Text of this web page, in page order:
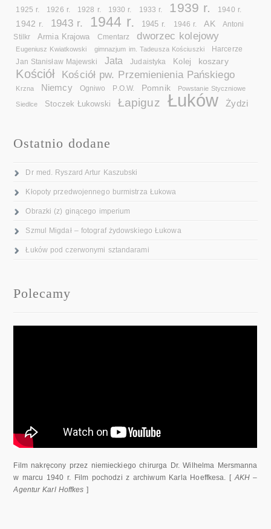
1925 r. 1926 r. 1928 r. 1930 r. 1933 r. 1939 r. 1940 r.
1942 r. 1943 r. 1944 r. 1945 r. 1946 r. AK
Antoni
Stilkr
Armia Krajowa Cmentarz dworzec kolejowy
Eugeniusz Kwiatkowski gimnazjum im. Tadeusza Kościuszki Harcerze
Jan Stanisław Majewski Jata Judaistyka Kolej koszary
Kościół Kościół pw. Przemienienia Pańskiego
Krzna Niemcy Ogniwo P.O.W. Pomnik Powstanie Styczniowe
Siedlce Stoczek Łukowski Łapiguz Łuków Żydzi
Ostatnio dodane
Dr med. Ryszard Artur Kaszubski
Kłopoty przedwojennego burmistrza Łukowa
Obrazki (z) ginącego imperium
Szmul Migdał – fotograf żydowskiego Łukowa
Łuków pod czerwonymi sztandarami
Polecamy
Film nakręcony przez niemieckiego chirurga Dr. Wilhelma Mersmanna
w marcu 1940 r. Film pochodzi z archiwum Karla Hoeffkesa. [AKH –
Agentur Karl Hoffkes ]